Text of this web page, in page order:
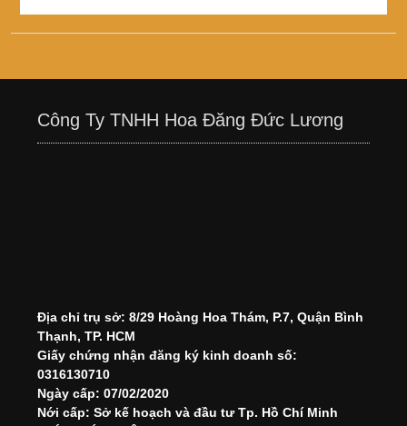
Công Ty TNHH Hoa Đăng Đức Lương
Địa chỉ trụ sở: 8/29 Hoàng Hoa Thám, P.7, Quận Bình
Thạnh, TP. HCM
Giấy chứng nhận đăng ký kinh doanh số:
0316130710
Ngày cấp: 07/02/2020
Nới cấp: Sở kế hoạch và đầu tư Tp. Hồ Chí Minh